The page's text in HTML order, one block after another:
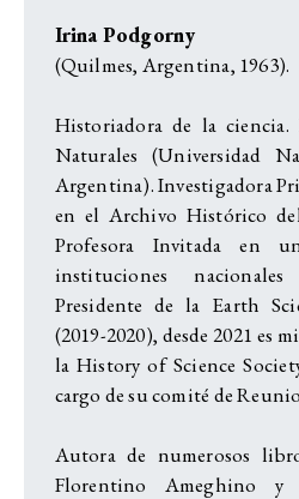
Irina Podgorny
(Quilmes, Argentina, 1963).
Historiadora de la ciencia.
Naturales (Universidad
Argentina). Investigadora
en el Archivo Histórico
Profesora Invitada en
instituciones
Presidente de la Earth
(2019-2020), desde 2021 es
la History of Science
cargo de su comité de
Autora de numerosos
Florentino Ameghino y